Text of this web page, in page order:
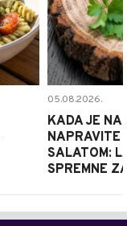
05.08.2026.
KADA JE
NAPRAVITE
SALATOM:
SPREMNE